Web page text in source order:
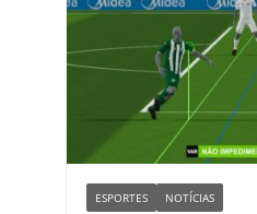
ESPORTES NOTÍCIAS